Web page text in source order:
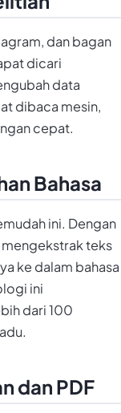
dan bagan
dicari
data
dibaca mesin,
cepat.
Bahasa
ini. Dengan
teks
ke dalam bahasa
ini
dari 100
dan PDF